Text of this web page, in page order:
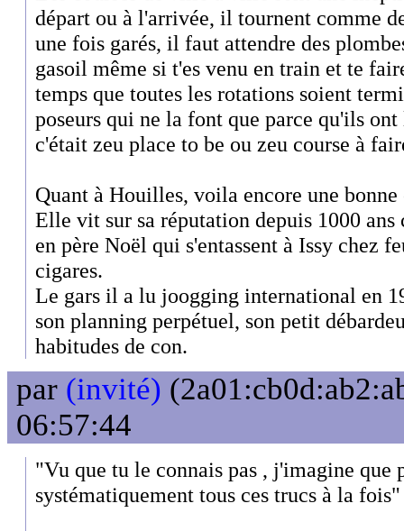
départ ou à l'arrivée, il tournent comme
une fois garés, il faut attendre des
gasoil même si t'es venu en train et te
temps que toutes les rotations soient
poseurs qui ne la font que parce qu'ils
c'était zeu place to be ou zeu course à
Quant à Houilles, voila encore une
Elle vit sur sa réputation depuis 1000 ans
en père Noël qui s'entassent à Issy chez
cigares.
Le gars il a lu joogging international en
son planning perpétuel, son petit
habitudes de con.
par (invité)
06:57:44
"Vu que tu le connais pas , j'imagine que
systématiquement tous ces trucs à la fois"